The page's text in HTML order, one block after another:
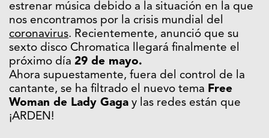
estrenar música debido a la situación en la que
nos encontramos por la crisis mundial del
coronavirus. Recientemente, anunció que su
sexto disco Chromatica llegará finalmente el
próximo día 29 de mayo.
Ahora supuestamente, fuera del control de la
cantante, se ha filtrado el nuevo tema Free
Woman de Lady Gaga y las redes están que
¡ARDEN!